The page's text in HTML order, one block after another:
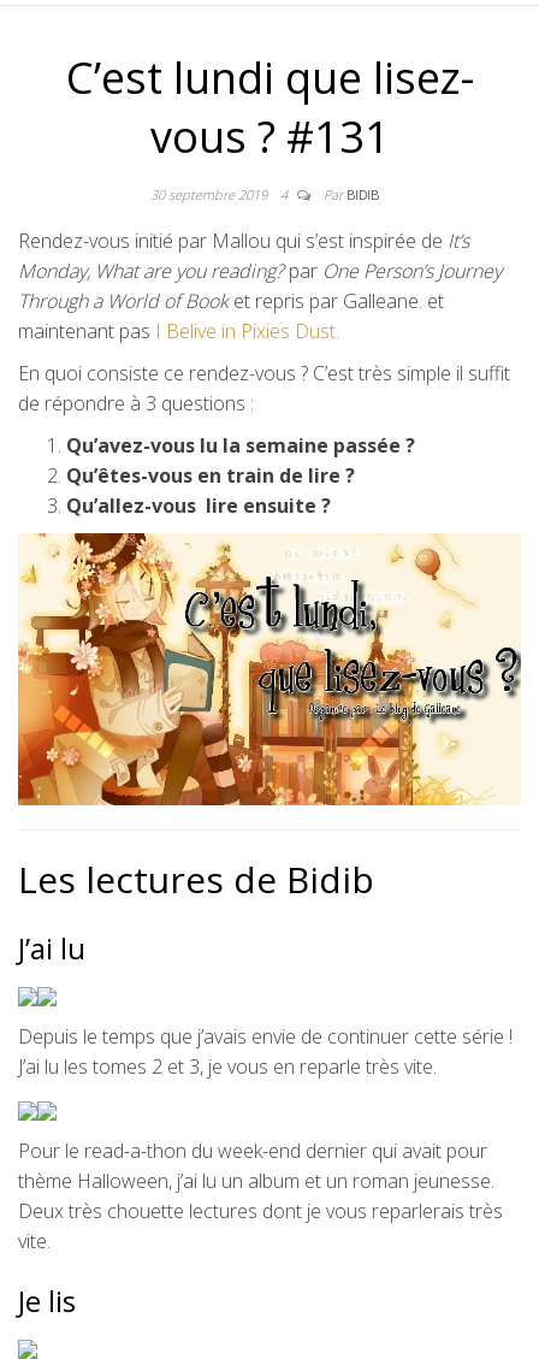
C’est lundi que lisez-
vous ? #131
30 septembre 2019 4 ParBIDIB
Rendez-vous initié par Mallou qui s’est inspirée de It’s
Monday, What are you reading?par One Person’s Journey
Through a World of Booket repris par Galleane. et
maintenant pas I Belive in Pixies Dust.
En quoi consiste ce rendez-vous ? C’est très simple il suffit
de répondre à 3 questions :
Qu’avez-vous lu la semaine passée ?
Qu’êtes-vous en train de lire ?
Qu’allez-vous lire ensuite ?
Les lectures de Bidib
J’ai lu
Depuis le temps que j’avais envie de continuer cette série !
J’ai lu les tomes 2 et 3, je vous en reparle très vite.
Pour le read-a-thon du week-end dernier qui avait pour
thème Halloween, j’ai lu un album et un roman jeunesse.
Deux très chouette lectures dont je vous reparlerais très
vite.
Je lis